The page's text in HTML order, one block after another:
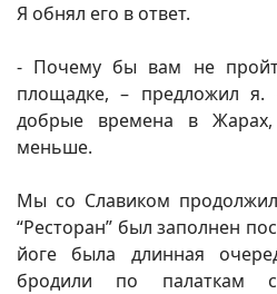
Я обнял его в ответ.
- Почему бы вам не
площадке, – предложил я.
добрые времена в
меньше.
Мы со Славиком
“Ресторан” был заполнен
йоге была длинная
бродили по палаткам